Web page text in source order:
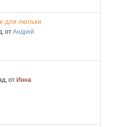
для люльки
от Андрей
от Инна